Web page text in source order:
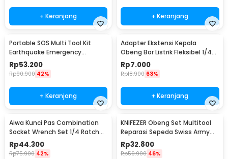
+ Keranjang + Keranjang
Portable SOS Multi Tool Kit
Earthquake Emergency
Outdoor Survival - JT21
Rp53.200
Rp90.900 42%
+ Keranjang
Adapter Ekstensi Kepala
Obeng Bor Listrik Fleksibel 1/4
Inch 290mm - HT566
Rp7.000
Rp18.900 63%
+ Keranjang
Aiwa Kunci Pas Combination
Socket Wrench Set 1/4 Ratchet
40 PCS - DB2020
Rp44.300
Rp75.900 42%
KNIFEZER Obeng Set Multitool
Reparasi Sepeda Swiss Army
EDC 11in1 - T25
Rp32.800
Rp59.900 46%